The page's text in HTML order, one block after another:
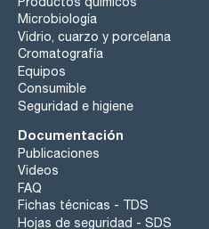
Microbiología
Vidrio, cuarzo y porcelana
Cromatografía
Equipos
Consumible
Seguridad e higiene
Documentación
Publicaciones
Videos
FAQ
Fichas técnicas - TDS
Hojas de seguridad - SDS